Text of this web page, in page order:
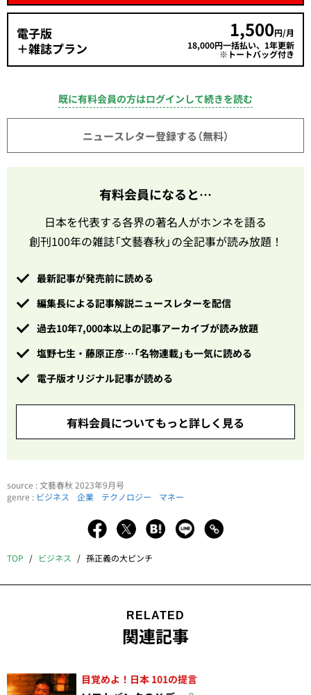
電子版
＋雑誌プラン
1,500円/月
18,000円一括払い、1年更新
※トートバッグ付き
既に有料会員の方はログインして続きを読む
ニュースレター登録する（無料）
有料会員になると…
日本を代表する各界の著名人がホンネを語る
創刊100年の雑誌「文藝春秋」の全記事が読み放題！
最新記事が発売前に読める
編集長による記事解説ニュースレターを配信
過去10年7,000本以上の記事アーカイブが読み放題
塩野七生・藤原正彦…「名物連載」も一気に読める
電子版オリジナル記事が読める
有料会員についてもっと詳しく見る
source : 文藝春秋 2023年9月号
genre : ビジネス 企業 テクノロジー マネー
TOP ビジネス 孫正義の大ピンチ
RELATED
関連記事
目覚めよ！日本 101の提言